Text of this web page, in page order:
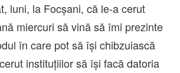
luni, la Focşani, că le-a cerut
miercuri să vină să îmi prezinte
în care pot să îşi chibzuiască
instituţiilor să îşi facă datoria